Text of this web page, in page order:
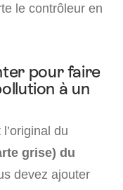
le contrôleur en
pour faire
à un
du
grise) du
devez ajouter